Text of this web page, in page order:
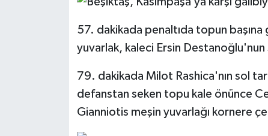
57. dakikada penaltıda topun
yuvarlak, kaleci Ersin
79. dakikada Milot Rashica'nın sol
defanstan seken topu kale önünce
Gianniotis meşin yuvarlağı kornere